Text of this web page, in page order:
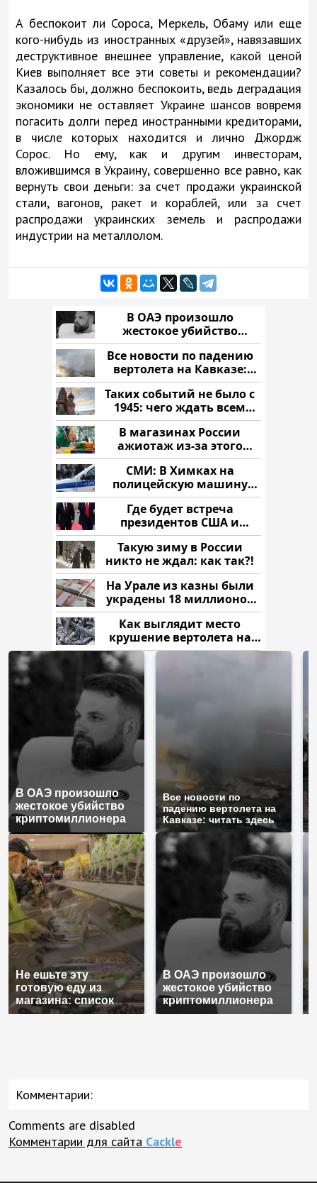
А беспокоит ли Сороса, Меркель, Обаму или еще
кого-нибудь из иностранных «друзей», навязавших
деструктивное внешнее управление, какой ценой
Киев выполняет все эти советы и рекомендации?
Казалось бы, должно беспокоить, ведь деградация
экономики не оставляет Украине шансов вовремя
погасить долги перед иностранными кредиторами,
в числе которых находится и лично Джордж
Сорос. Но ему, как и другим инвесторам,
вложившимся в Украину, совершенно все равно, как
вернуть свои деньги: за счет продажи украинской
стали, вагонов, ракет и кораблей, или за счет
распродажи украинских земель и распродажи
индустрии на металлолом.
В ОАЭ произошло
жестокое убийство
криптомиллионера
Все новости по падению
вертолета на Кавказе:
читать здесь
Таких событий не было с
1945: чего ждать всем
нам?
В магазинах России
ажиотаж из-за этого
продукта: что купить?
СМИ: В Химках на
полицейскую машину
напали и подожгли.
Где будет встреча
президентов США и
России: Европа?
Такую зиму в России
никто не ждал: как так?!
На Урале из казны были
украдены 18 миллионов
рублей
Как выглядит место
крушение вертолета на
Кавказе: смотреть
В ОАЭ произошло
жестокое убийство
криптомиллионера
Все новости по
падению вертолета на
Кавказе: читать здесь
Не ешьте эту
готовую еду из
магазина: список
В ОАЭ произошло
жестокое убийство
криптомиллионера
Комментарии:
Comments are disabled
Комментарии для сайта Cackle